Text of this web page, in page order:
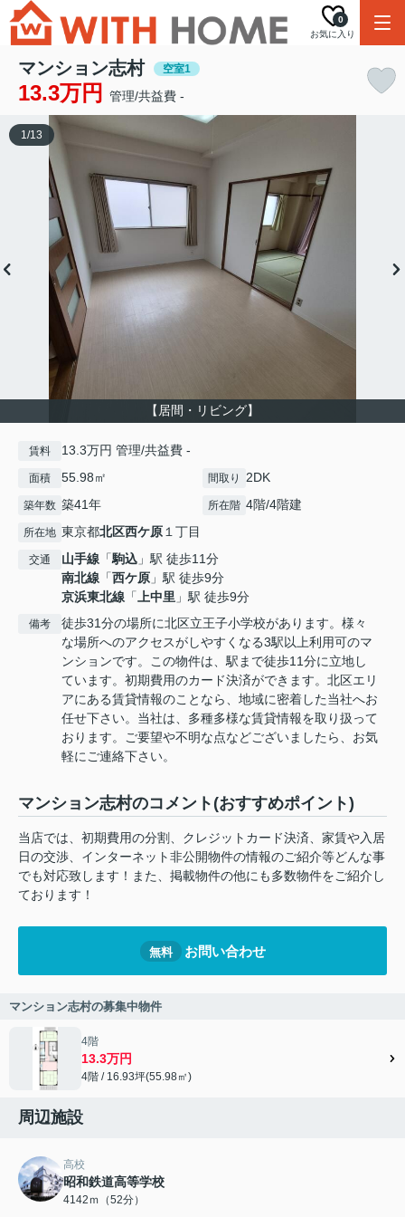
お気に入り
0
マンション志村 空室1
13.3万円 管理/共益費 -
【居間・リビング】
1/13
賃料 13.3万円 管理/共益費 -
面積 55.98㎡ 間取り 2DK
築年数 築41年 所在階 4階/4階建
所在地 東京都北区西ケ原１丁目
交通 山手線 「駒込 」駅 徒歩11分
南北線 「西ケ原 」駅 徒歩9分
京浜東北線 「上中里 」駅 徒歩9分
備考
徒歩31分の場所に北区立王子小学校があります。様々
な場所へのアクセスがしやすくなる3駅以上利用可のマ
ンションです。この物件は、駅まで徒歩11分に立地し
ています。初期費用のカード決済ができます。北区エリ
アにある賃貸情報のことなら、地域に密着した当社へお
任せ下さい。当社は、多種多様な賃貸情報を取り扱って
おります。ご要望や不明な点などございましたら、お気
軽にご連絡下さい。
マンション志村のコメント(おすすめポイント)
当店では、初期費用の分割、クレジットカード決済、家賃や入居
日の交渉、インターネット非公開物件の情報のご紹介等どんな事
でも対応致します！また、掲載物件の他にも多数物件をご紹介し
ております！
無料 お問い合わせ
マンション志村の募集中物件
4階
13.3万円
4階 / 16.93坪(55.98㎡)
周辺施設
高校
昭和鉄道高等学校
4142ｍ（52分）